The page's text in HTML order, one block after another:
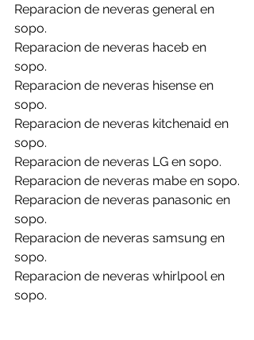
Reparacion de neveras general en
sopo.
Reparacion de neveras haceb en
sopo.
Reparacion de neveras hisense en
sopo.
Reparacion de neveras kitchenaid en
sopo.
Reparacion de neveras LG en sopo.
Reparacion de neveras mabe en sopo.
Reparacion de neveras panasonic en
sopo.
Reparacion de neveras samsung en
sopo.
Reparacion de neveras whirlpool en
sopo.